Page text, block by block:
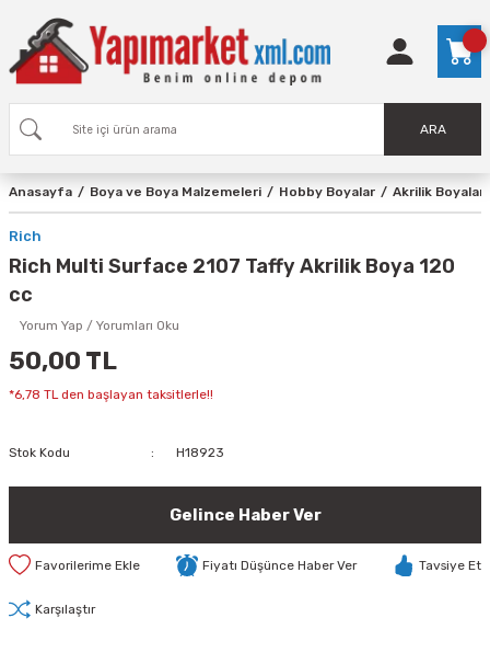
ARA
Anasayfa Boya ve Boya Malzemeleri Hobby Boyalar Akrilik Boyalar
Rich
Rich Multi Surface 2107 Taffy Akrilik Boya 120
cc
Yorum Yap / Yorumları Oku
50,00 TL
*6,78 TL den başlayan taksitlerle!!
Stok Kodu H18923
Gelince Haber Ver
Fiyatı Düşünce Haber Ver Tavsiye Et
Karşılaştır